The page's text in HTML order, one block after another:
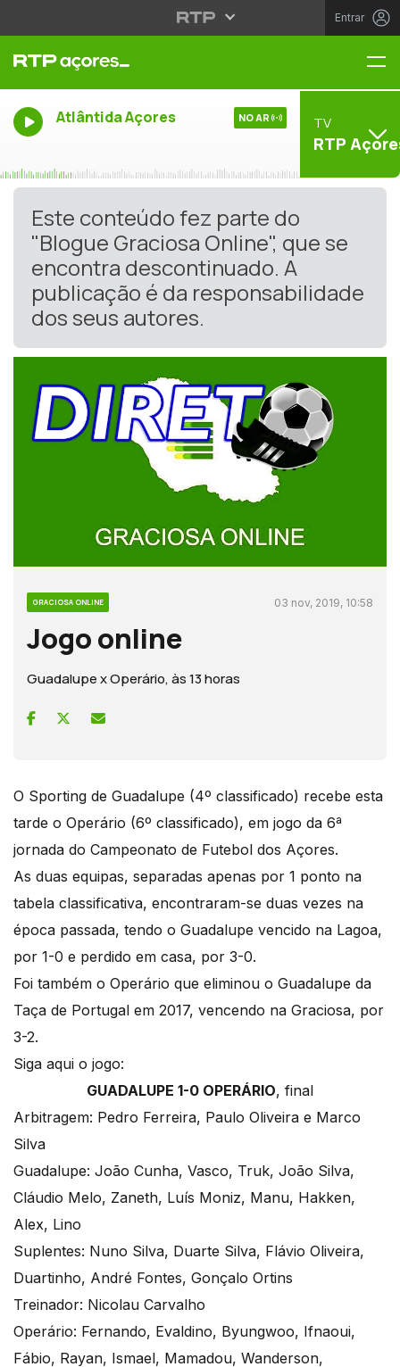
Entrar
Atlântida Açores NO AR TV
RTP
Este conteúdo fez parte do
"Blogue Graciosa Online", que se
encontra descontinuado. A
publicação é da responsabilidade
dos seus autores.
GRACIOSA ONLINE 03 nov, 2019, 10:58
Jogo online
Guadalupe x Operário, às 13 horas
O Sporting de Guadalupe (4º classificado) recebe esta
tarde o Operário (6º classificado), em jogo da 6ª
jornada do Campeonato de Futebol dos Açores.
As duas equipas, separadas apenas por 1 ponto na
tabela classificativa, encontraram-se duas vezes na
época passada, tendo o Guadalupe vencido na Lagoa,
por 1-0 e perdido em casa, por 3-0.
Foi também o Operário que eliminou o Guadalupe da
Taça de Portugal em 2017, vencendo na Graciosa, por
3-2.
Siga aqui o jogo:
GUADALUPE 1-0 OPERÁRIO, final
Arbitragem: Pedro Ferreira, Paulo Oliveira e Marco
Silva
Guadalupe: João Cunha, Vasco, Truk, João Silva,
Cláudio Melo, Zaneth, Luís Moniz, Manu, Hakken,
Alex, Lino
Suplentes: Nuno Silva, Duarte Silva, Flávio Oliveira,
Duartinho, André Fontes, Gonçalo Ortins
Treinador: Nicolau Carvalho
Operário: Fernando, Evaldino, Byungwoo, Ifnaoui,
Fábio, Rayan, Ismael, Mamadou, Wanderson,